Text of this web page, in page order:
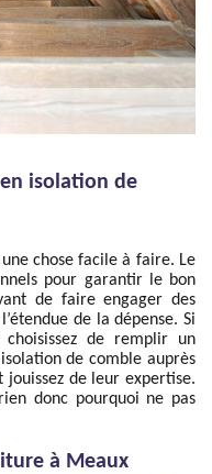
isolation de
chose facile à faire. Le
pour garantir le bon
de faire engager des
de la dépense. Si
de remplir un
de comble auprès
jouissez de leur expertise.
donc pourquoi ne pas
à Meaux